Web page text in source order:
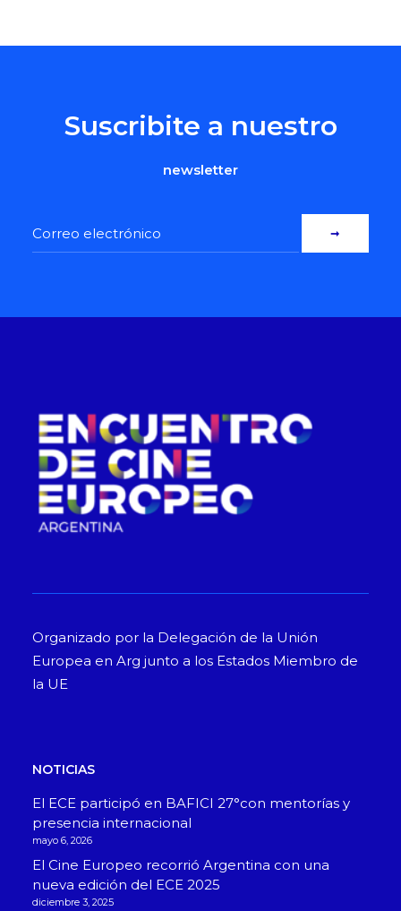
Suscribite a nuestro
newsletter
Organizado por la Delegación de la Unión
Europea en Arg junto a los Estados Miembro de
la UE
NOTICIAS
El ECE participó en BAFICI 27°con mentorías y
presencia internacional
mayo 6, 2026
El Cine Europeo recorrió Argentina con una
nueva edición del ECE 2025
diciembre 3, 2025